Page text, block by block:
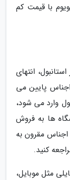
با قیمت کم
انتهای
پایین می
وارد می شود،
ها به فروش
مقرون به
کنید.
مثل موبایل،